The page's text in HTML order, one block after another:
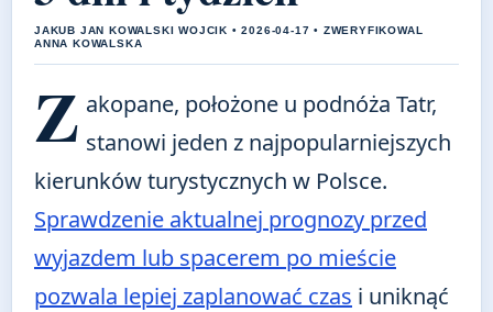
JAKUB JAN KOWALSKI WOJCIK • 2026-04-17 • ZWERYFIKOWAL
ANNA KOWALSKA
Z akopane, położone u podnóża Tatr,
stanowi jeden z najpopularniejszych
kierunków turystycznych w Polsce.
Sprawdzenie aktualnej prognozy przed
wyjazdem lub spacerem po mieście
pozwala lepiej zaplanować czas i uniknąć